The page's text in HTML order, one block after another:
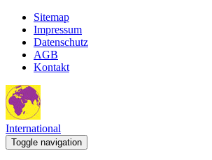
Sitemap
Impressum
Datenschutz
AGB
Kontakt
International
Toggle navigation